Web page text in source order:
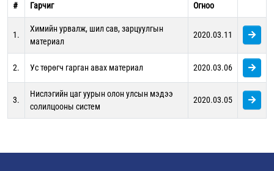
# Гарчиг Огноо
1.
Химийн урвалж, шил сав, зарцуулгын
материал
2020.03.11
2. Ус төрөгч гарган авах материал 2020.03.06
3.
Нислэгийн цаг уурын олон улсын мэдээ
солилцооны систем
2020.03.05